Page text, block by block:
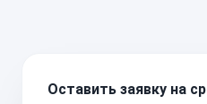
Оставить заявку на